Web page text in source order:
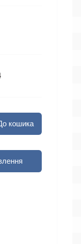
кошика